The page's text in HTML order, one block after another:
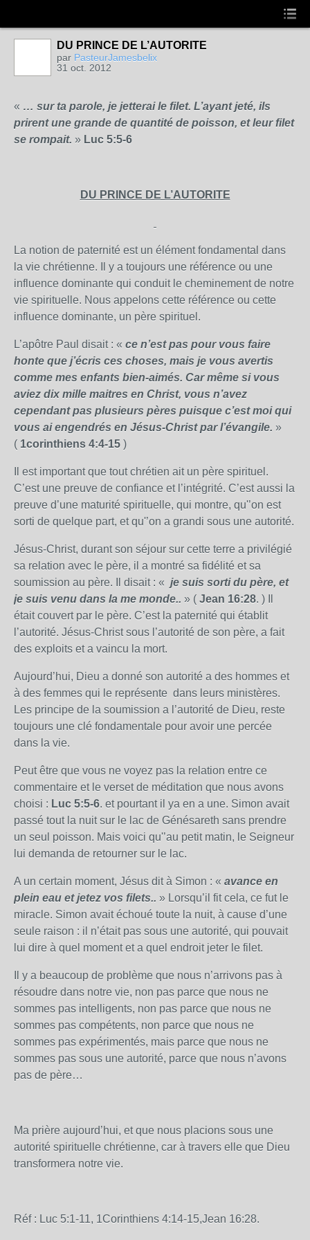
DU PRINCE DE L’AUTORITE
par PasteurJamesbelix
31 oct. 2012
« … sur ta parole, je jetterai le filet. L’ayant jeté, ils
prirent une grande de quantité de poisson, et leur filet
se rompait. » Luc 5:5-6
DU PRINCE DE L’AUTORITE
La notion de paternité est un élément fondamental dans
la vie chrétienne. Il y a toujours une référence ou une
influence dominante qui conduit le cheminement de notre
vie spirituelle. Nous appelons cette référence ou cette
influence dominante, un père spirituel.
L’apôtre Paul disait : « ce n’est pas pour vous faire
honte que j’écris ces choses, mais je vous avertis
comme mes enfants bien-aimés. Car même si vous
aviez dix mille maitres en Christ, vous n’avez
cependant pas plusieurs pères puisque c’est moi qui
vous ai engendrés en Jésus-Christ par l’évangile. »
( 1corinthiens 4:4-15 )
Il est important que tout chrétien ait un père spirituel.
C’est une preuve de confiance et l’intégrité. C’est aussi la
preuve d’une maturité spirituelle, qui montre, qu'’on est
sorti de quelque part, et qu'’on a grandi sous une autorité.
Jésus-Christ, durant son séjour sur cette terre a privilégié
sa relation avec le père, il a montré sa fidélité et sa
soumission au père. Il disait : « je suis sorti du père, et
je suis venu dans la me monde.. » ( Jean 16:28. ) Il
était couvert par le père. C’est la paternité qui établit
l’autorité. Jésus-Christ sous l’autorité de son père, a fait
des exploits et a vaincu la mort.
Aujourd’hui, Dieu a donné son autorité a des hommes et
à des femmes qui le représente dans leurs ministères.
Les principe de la soumission a l’autorité de Dieu, reste
toujours une clé fondamentale pour avoir une percée
dans la vie.
Peut être que vous ne voyez pas la relation entre ce
commentaire et le verset de méditation que nous avons
choisi : Luc 5:5-6. et pourtant il ya en a une. Simon avait
passé tout la nuit sur le lac de Génésareth sans prendre
un seul poisson. Mais voici qu'’au petit matin, le Seigneur
lui demanda de retourner sur le lac.
A un certain moment, Jésus dit à Simon : « avance en
plein eau et jetez vos filets.. » Lorsqu’il fit cela, ce fut le
miracle. Simon avait échoué toute la nuit, à cause d’une
seule raison : il n’était pas sous une autorité, qui pouvait
lui dire à quel moment et a quel endroit jeter le filet.
Il y a beaucoup de problème que nous n’arrivons pas à
résoudre dans notre vie, non pas parce que nous ne
sommes pas intelligents, non pas parce que nous ne
sommes pas compétents, non parce que nous ne
sommes pas expérimentés, mais parce que nous ne
sommes pas sous une autorité, parce que nous n’avons
pas de père…
Ma prière aujourd’hui, et que nous placions sous une
autorité spirituelle chrétienne, car à travers elle que Dieu
transformera notre vie.
Réf : Luc 5:1-11, 1Corinthiens 4:14-15,Jean 16:28.